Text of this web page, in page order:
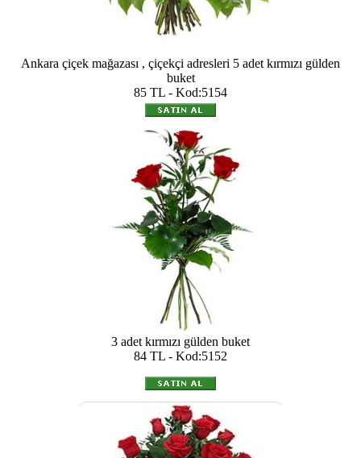
Ankara çiçek mağazası , çiçekçi adresleri 5 adet kırmızı gülden
buket
85 TL - Kod:5154
3 adet kırmızı gülden buket
84 TL - Kod:5152